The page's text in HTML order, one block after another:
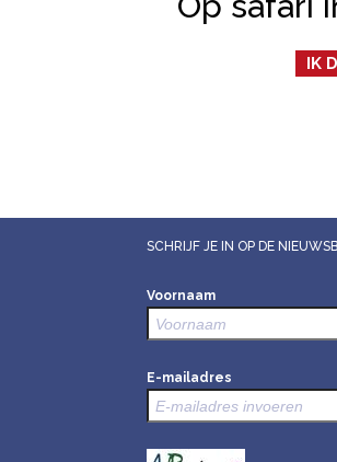
IK
SCHRIJF JE IN OP DE
Voornaam
E-mailadres